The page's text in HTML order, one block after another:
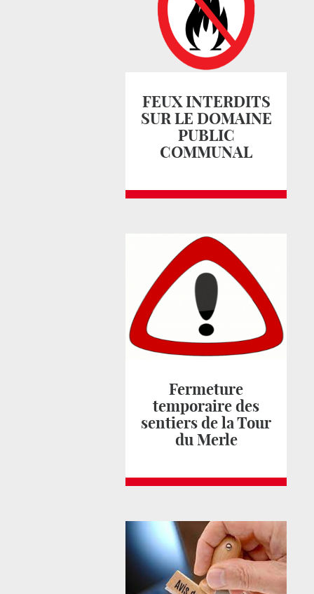
FEUX INTERDITS
SUR LE DOMAINE
PUBLIC
COMMUNAL
Fermeture
temporaire des
sentiers de la Tour
du Merle